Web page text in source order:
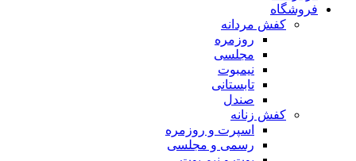
فروشگاه
کفش مردانه
روزمره
مجلسی
نیمبوت
تابستانی
صندل
کفش زنانه
اسپرت و روزمره
رسمی و مجلسی